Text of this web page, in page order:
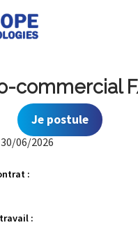
commercial
Je postule
06/2026
:
: